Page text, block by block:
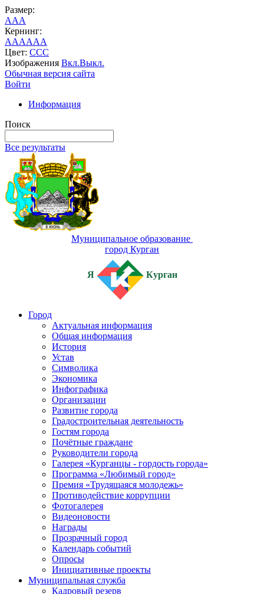
Размер:
AAA
Кернинг:
AAAAAA
Цвет: CCC
Изображения Вкл.Выкл.
Обычная версия сайта
Войти
Информация
Поиск
Все результаты
Муниципальное образование
город Курган
Я Курган
Город
Актуальная информация
Общая информация
История
Устав
Символика
Экономика
Инфографика
Организации
Развитие города
Градостроительная деятельность
Гостям города
Почётные граждане
Руководители города
Галерея «Курганцы - гордость города»
Программа «Любимый город»
Премия «Трудящаяся молодежь»
Противодействие коррупции
Фотогалерея
Видеоновости
Награды
Прозрачный город
Календарь событий
Опросы
Инициативные проекты
Муниципальная служба
Кадровый резерв